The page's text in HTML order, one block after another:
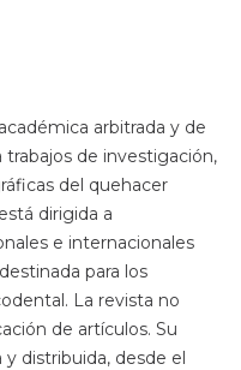
arbitrada y de
trabajos de investigación,
del quehacer
dirigida a
e internacionales
para los
La revista no
de artículos. Su
distribuida, desde el